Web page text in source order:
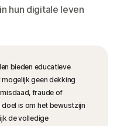
hun digitale leven
bieden educatieve
geen dekking
fraude of
is om het bewustzijn
de volledige